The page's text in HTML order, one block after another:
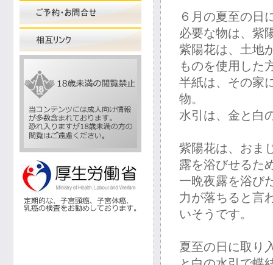
６月の夏至の日
必要な物は、紫
紫陽花は、土地
ものを使用した
半紙は、その家
物。
水引は、金と白
紫陽花は、おま
露を浴びせるた
一晩夜露を浴び
力が落ちると言
いそうです。
夏至の日に取り